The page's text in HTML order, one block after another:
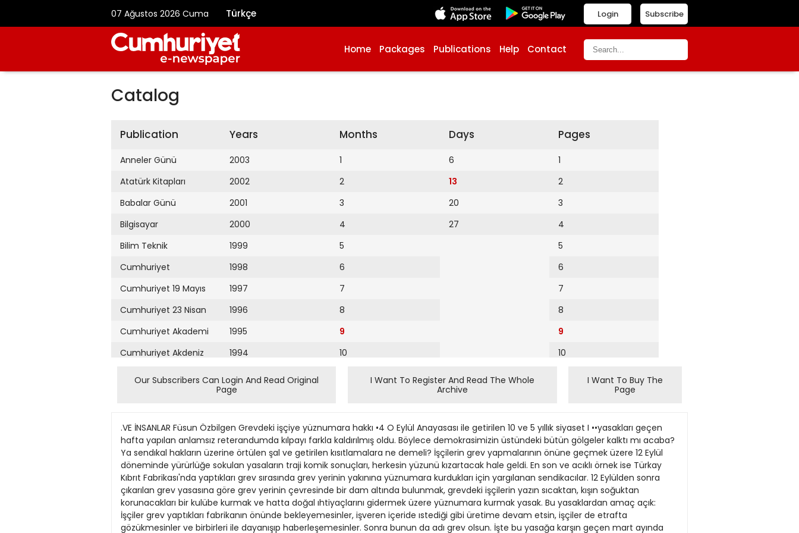
07 Ağustos 2026 Cuma Türkçe Subscribe
Login
Home Packages Publications Help Contact
Catalog
Publication
Anneler Günü
Atatürk Kitapları
Babalar Günü
Bilgisayar
Bilim Teknik
Cumhuriyet
Cumhuriyet 19 Mayıs
Cumhuriyet 23 Nisan
Cumhuriyet Akademi
Cumhuriyet Akdeniz
Cumhuriyet Alışveriş
Cumhuriyet Ankara
Cumhuriyet Büyük
Taaruz
Cumhuriyet
Cumartesi
Cumhuriyet Çevre
Years
2003
2002
2001
2000
1999
1998
1997
1996
1995
1994
1993
1992
1990
1989
1988
1987
1986
Months
1
2
3
4
5
6
7
8
9
10
Days
6
13
20
27
Pages
1
2
3
4
5
6
7
8
9
10
14
16
17
18
Our Subscribers Can Login And Read Original
Page
I Want To Register And Read The Whole
Archive
I Want To Buy The
Page
.VE İNSANLAR Füsun Özbilgen Grevdeki işçiye yüznumara hakkı •4 O Eylül Anayasası ile getirilen 10 ve 5 yıllık siyaset I ••yasakları geçen
hafta yapılan anlamsız reterandumda kılpayı farkla kaldırılmış oldu. Böylece demokrasimizin üstündeki bütün gölgeler kalktı mı acaba?
Ya sendıkal hakların üzerine örtülen şal ve getirilen kısıtlamalara ne demeli? İşçilerin grev yapmalarının önüne geçmek üzere 12 Eylül
döneminde yürürlüğe sokulan yasaların traji komik sonuçları, herkesin yüzunü kızartacak hale geldi. En son ve acıklı örnek ise Türkay
Kıbrıt Fabrikası'nda yaptıkları grev sırasında grev yerinin yakınına yüznumara kurdukları için yargılanan sendikacılar. 12 Eylülden sonra
çıkarılan grev yasasına göre grev yerinin çevresinde bir dam altında bulunmak, grevdeki işçilerin yazın sıcaktan, kışın soğuktan
korunacakları bir kulübe kurmak ve hatta doğal ıhtiyaçlarını gidermek üzere yüznumara kurmak yasak. Bu yasaklardan amaç açık:
İşçiler grev yaptıkları fabrikanın önünde bekleyemesinler, işveren içeride ıstediği gibi üretime devam etsin, işçiler de etrafta
gözükmesinler ve birbirleri ile dayanışıp haberleşemesinler. Sonra bunun da adı grev olsun. İşte bu yasağa karşın geçen mart ayında